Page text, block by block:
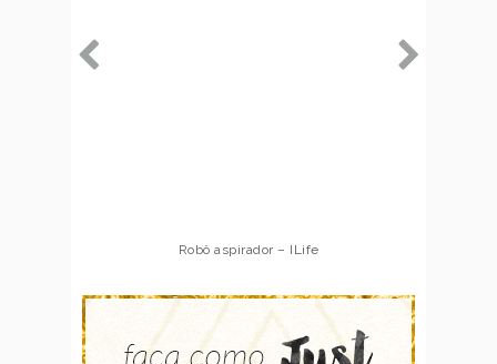
Robô aspirador – ILife